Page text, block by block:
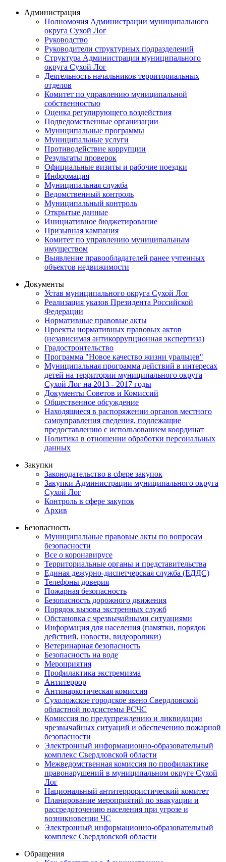
Администрация
Полномочия Администрации муниципального
округа Сухой Лог
Руководство
Руководители структурных подразделений
Структура Администрации муниципального
округа Сухой Лог
Деятельность начальников территориальных
отделов
Комитет по управлению муниципальной
собственностью
Оценка регулирующего воздействия
Подведомственные организации
Муниципальные программы
Муниципальные услуги
Противодействие коррупции
Результаты проверок
Официальные визиты и рабочие поездки
Информация
Муниципальная служба
Ведомственный контроль
Муниципальный контроль
Открытые данные
Инициативное бюджетирование
Призывная кампания
Комитет по управлению муниципальным
имуществом
Выявление правообладателей ранее учтенных
объектов недвижимости
Документы
Устав муниципального округа Сухой Лог
Реализация указов Президента Российской
Федерации
Нормативные правовые акты
Проекты нормативных правовых актов
(независимая антикоррупционная экспертиза)
Градостроительство
Программа "Новое качество жизни уральцев"
Муниципальная программа действий в интересах
детей на территории муниципального округа
Сухой Лог на 2013 - 2017 годы
Документы Советов и Комиссий
Общественное обсуждение
Находящиеся в распоряжении органов местного
самоуправления сведения, подлежащие
предоставлению с использованием координат
Политика в отношении обработки персональных
данных
Закупки
Законодательство в сфере закупок
Закупки Администрации муниципального округа
Сухой Лог
Контроль в сфере закупок
Архив
Безопасность
Муниципальные правовые акты по вопросам
безопасности
Все о коронавирусе
Территориальные органы и представительства
Единая дежурно-диспетчерская служба (ЕДДС)
Телефоны доверия
Пожарная безопасность
Безопасность дорожного движения
Порядок вызова экстренных служб
Обстановка с чрезвычайными ситуациями
Информация для населения (памятки, порядок
действий, новости, видеоролики)
Ветеринарная безопасность
Безопасность на воде
Мероприятия
Профилактика экстремизма
Антитеррор
Антинаркотическая комиссия
Сухоложское городское звено Свердловской
областной подсистемы РСЧС
Комиссия по предупреждению и ликвидации
чрезвычайных ситуаций и обеспечению пожарной
безопасности
Электронный информационно-образовательный
комплекс Cвердловской области
Межведомственная комиссия по профилактике
правонарушений в муниципальном округе Сухой
Лог
Национальный антитеррористический комитет
Планирование мероприятий по эвакуации и
рассредоточению населения при угрозе и
возникновении ЧС
Электронный информационно-образовательный
комплекс Свердловской области
Обращения